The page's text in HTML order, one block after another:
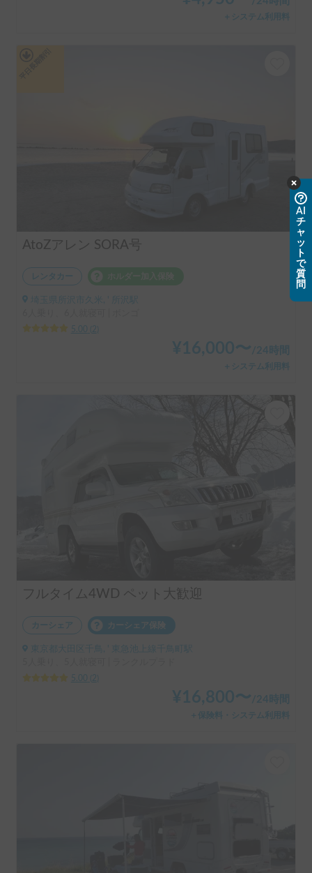
＋システム利用料
AtoZアレン SORA号
レンタカー
埼玉県所沢市久米, ' 所沢駅
5.00
2
¥ 16,000〜 /24時間
＋システム利用料
フルタイム4WD ペット大歓迎
カーシェア カーシェア保険
東京都大田区千鳥, ' 東急池上線千鳥町駅
5.00
2
¥ 16,800〜/24時間
＋保険料・システム利用料
AI
チ
ャ
ッ
ト
で
質
問